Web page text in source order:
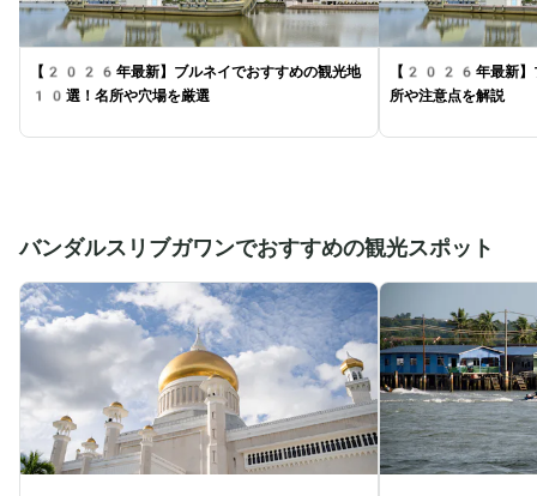
【2026年最新】ブルネイでおすすめの観光地
10選！名所や穴場を厳選
【2026年最新】ブ
所や注意点を解説
バンダルスリブガワンでおすすめの観光スポット